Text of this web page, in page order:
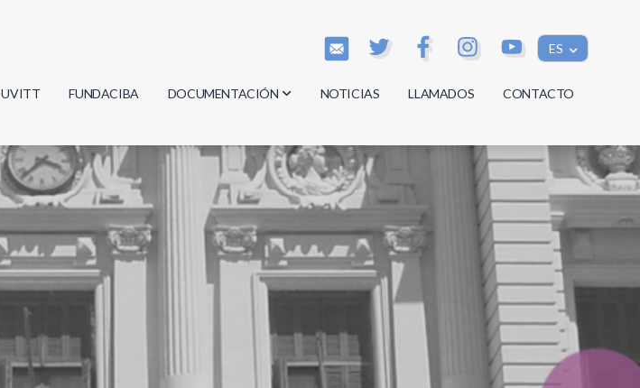
ES
UVITT FUNDACIBA DOCUMENTACIÓN
Actas
Reglamentos
Documentos
NOTICIAS LLAMADOS CONTACTO